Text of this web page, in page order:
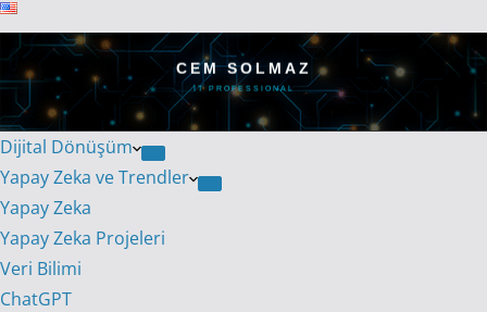
CEM SOLMAZ
IT PROFESSIONAL
Dijital Dönüşüm
Yapay Zeka ve Trendler
Yapay Zeka
Yapay Zeka Projeleri
Veri Bilimi
ChatGPT